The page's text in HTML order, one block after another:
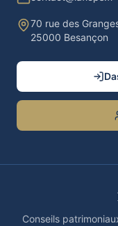
70 rue des
25000 Besançon
Conseils